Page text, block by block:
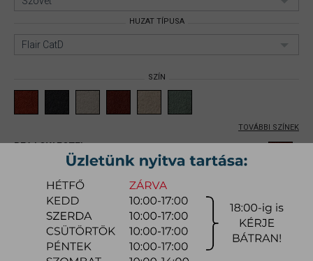
HUZAT TÍPUSA
Flair CatD
SZÍN
TOVÁBBI SZÍNEK
BEA LOW FOTEL
Huzat: Szövet; Huzat
mynibea001
777.600 Ft